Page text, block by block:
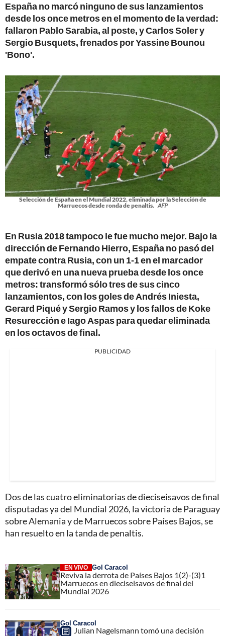
España no marcó ninguno de sus lanzamientos
desde los once metros en el momento de la verdad:
fallaron Pablo Sarabia, al poste, y Carlos Soler y
Sergio Busquets, frenados por Yassine Bounou
'Bono'.
Selección de España en el Mundial 2022, eliminada por la Selección de
Marruecos desde ronda de penaltis. AFP
En Rusia 2018 tampoco le fue mucho mejor. Bajo la
dirección de Fernando Hierro, España no pasó del
empate contra Rusia, con un 1-1 en el marcador
que derivó en una nueva prueba desde los once
metros: transformó sólo tres de sus cinco
lanzamientos, con los goles de Andrés Iniesta,
Gerard Piqué y Sergio Ramos y los fallos de Koke
Resurección e Iago Aspas para quedar eliminada
en los octavos de final.
PUBLICIDAD
Dos de las cuatro eliminatorias de dieciseisavos de final
disputadas ya del Mundial 2026, la victoria de Paraguay
sobre Alemania y de Marruecos sobre Países Bajos, se
han resuelto en la tanda de penaltis.
EN VIVO Gol Caracol
Reviva la derrota de Países Bajos 1(2)-(3)1
Marruecos en dieciseisavos de final del
Mundial 2026
Gol Caracol
Julian Nagelsmann tomó una decisión